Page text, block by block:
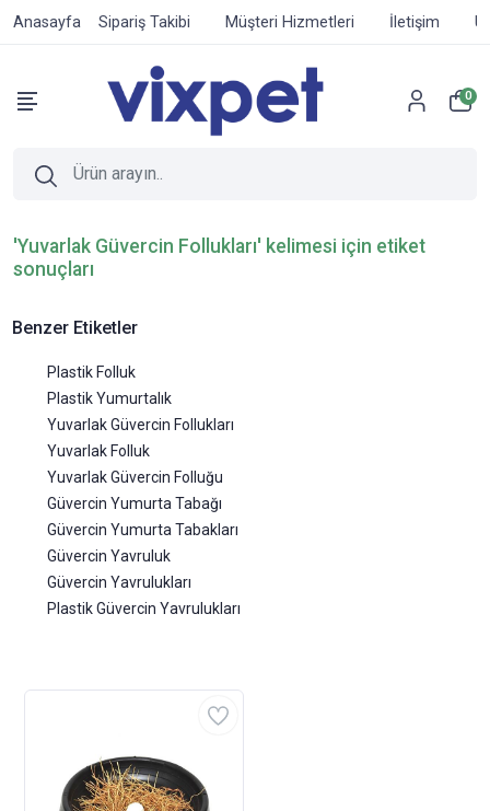
Anasayfa Sipariş Takibi Müşteri Hizmetleri İletişim
0
'Yuvarlak Güvercin Follukları' kelimesi için etiket
sonuçları
Benzer Etiketler
Plastik Folluk
Plastik Yumurtalık
Yuvarlak Güvercin Follukları
Yuvarlak Folluk
Yuvarlak Güvercin Folluğu
Güvercin Yumurta Tabağı
Güvercin Yumurta Tabakları
Güvercin Yavruluk
Güvercin Yavrulukları
Plastik Güvercin Yavrulukları